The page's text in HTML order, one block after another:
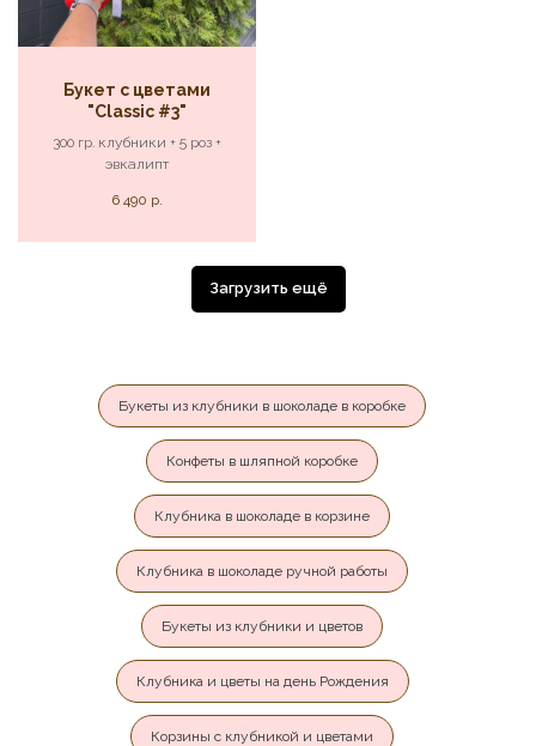
Букет с цветами
"Classic #3"
300 гр. клубники + 5 роз +
эвкалипт
6 490 р.
Загрузить ещё
Букеты из клубники в шоколаде в коробке
Конфеты в шляпной коробке
Клубника в шоколаде в корзине
Клубника в шоколаде ручной работы
Букеты из клубники и цветов
Клубника и цветы на день Рождения
Корзины с клубникой и цветами